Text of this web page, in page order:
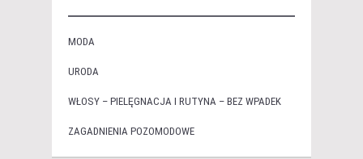
MODA
URODA
WŁOSY – PIELĘGNACJA I RUTYNA – BEZ WPADEK
ZAGADNIENIA POZOMODOWE